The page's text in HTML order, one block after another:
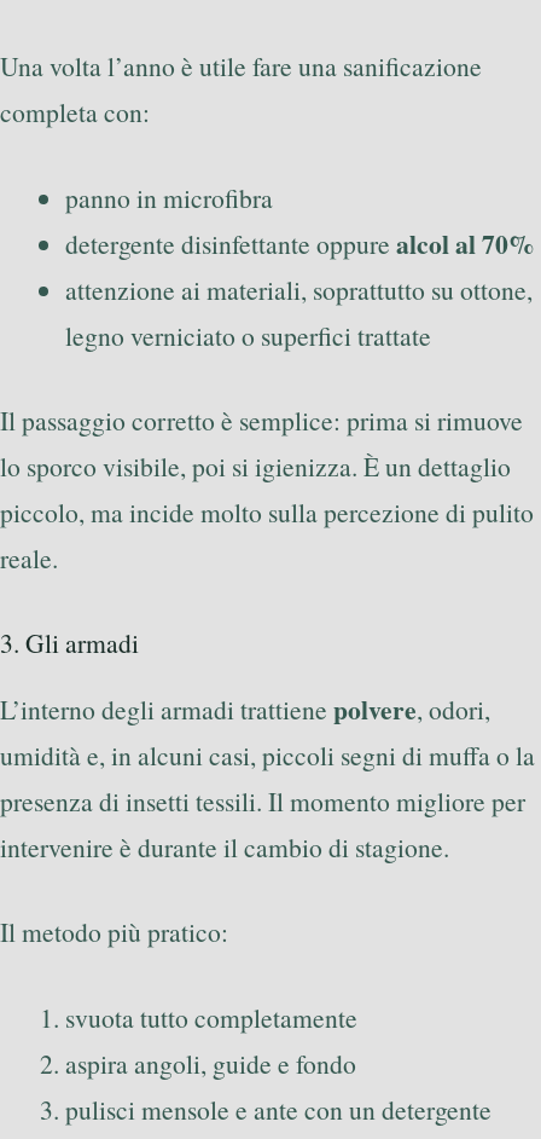
Una volta l’anno è utile fare una sanificazione
completa con:
panno in microfibra
detergente disinfettante oppure alcol al 70%
attenzione ai materiali, soprattutto su ottone,
legno verniciato o superfici trattate
Il passaggio corretto è semplice: prima si rimuove
lo sporco visibile, poi si igienizza. È un dettaglio
piccolo, ma incide molto sulla percezione di pulito
reale.
3. Gli armadi
L’interno degli armadi trattiene polvere, odori,
umidità e, in alcuni casi, piccoli segni di muffa o la
presenza di insetti tessili. Il momento migliore per
intervenire è durante il cambio di stagione.
Il metodo più pratico:
svuota tutto completamente
aspira angoli, guide e fondo
pulisci mensole e ante con un detergente